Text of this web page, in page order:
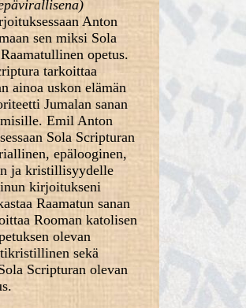
Anton
sen miksi Sola
opetus.
tarkoittaa
ainoa uskon elämän
Jumalan sanan
Emil Anton
Sola Scripturan
epälooginen,
ja kristillisyydelle
kirjoitukseni
Raamatun sanan
Rooman katolisen
olevan
sekä
Scripturan olevan